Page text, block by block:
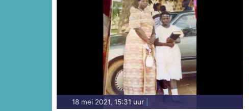
18 mei 2021, 15:31 uur